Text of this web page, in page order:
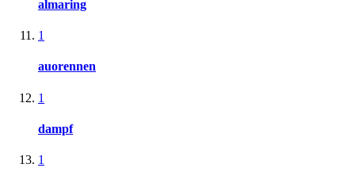
almaring
1
auorennen
1
dampf
1